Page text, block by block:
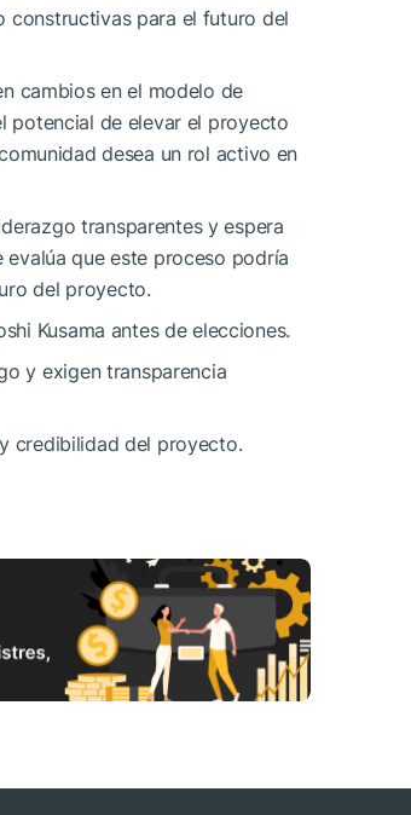
constructivas para el futuro del
cambios en el modelo de
potencial de elevar el proyecto
desea un rol activo en
transparentes y espera
que este proceso podría
del proyecto.
Kusama antes de elecciones.
y exigen transparencia
credibilidad del proyecto.